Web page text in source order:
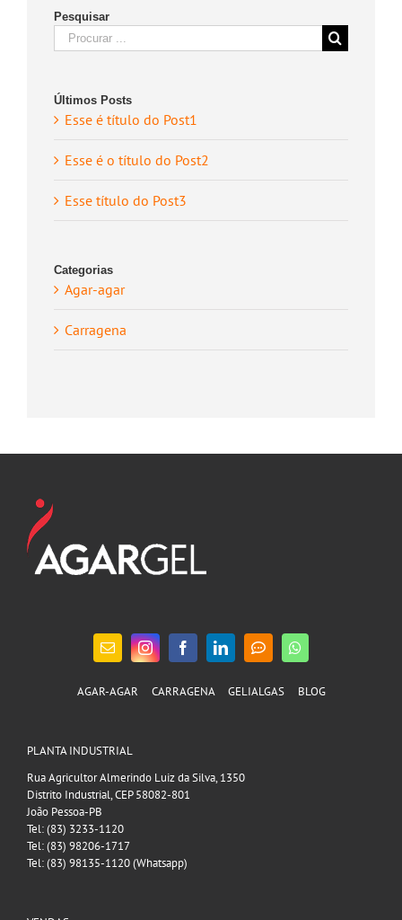
Pesquisar
Search
for:
Últimos Posts
Esse é título do Post1
Esse é o título do Post2
Esse título do Post3
Categorias
Agar-agar
Carragena
AGAR-AGAR CARRAGENA GELIALGAS BLOG
PLANTA INDUSTRIAL
Rua Agricultor Almerindo Luiz da Silva, 1350
Distrito Industrial, CEP 58082-801
João Pessoa-PB
Tel: (83) 3233-1120
Tel: (83) 98206-1717
Tel: (83) 98135-1120 (Whatsapp)